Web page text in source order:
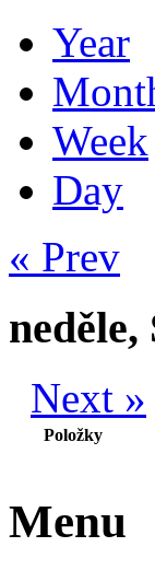
Year
Week
Day
« Prev
neděle,
Next »
Položky
Menu